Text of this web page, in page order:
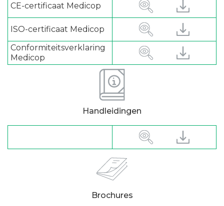
CE-certificaat Medicop
ISO-certificaat Medicop
Conformiteitsverklaring
Medicop
Handleidingen
Brochures